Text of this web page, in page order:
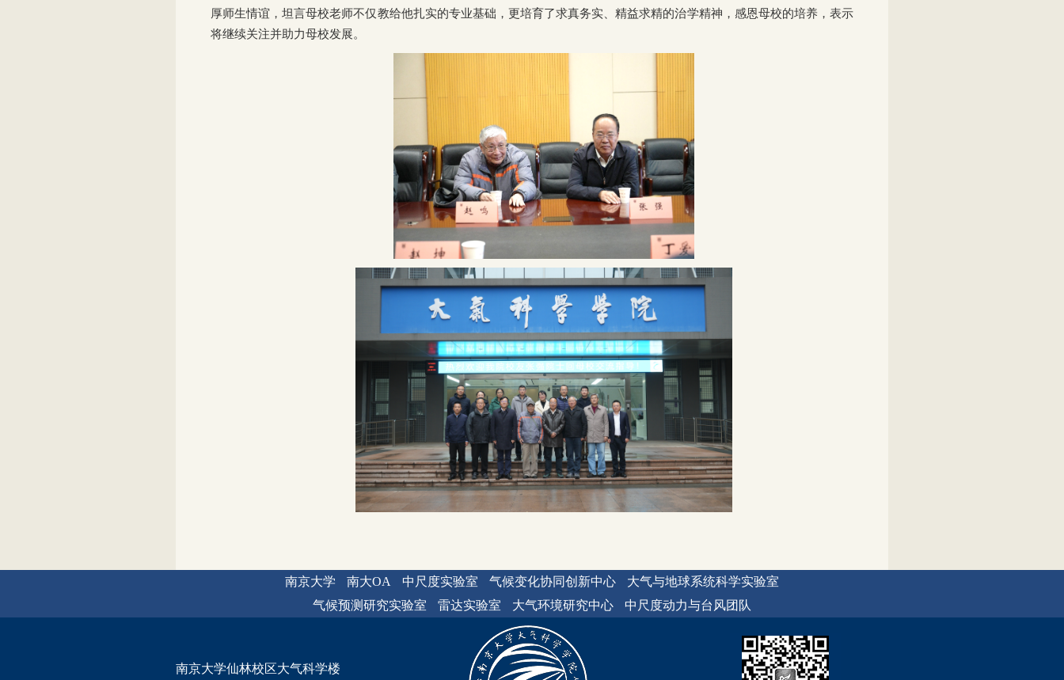
厚师生情谊，坦言母校老师不仅教给他扎实的专业基础，更培育了求真务实、精益求精的治学精神，感恩母校的培养，表示
将继续关注并助力母校发展。
南京大学 南大OA 中尺度实验室 气候变化协同创新中心
大气与地球系统科学实验室
气候预测研究实验室
雷达实验室 大气环境研究中心 中尺度动力与台风团队
南京大学仙林校区大气科学楼